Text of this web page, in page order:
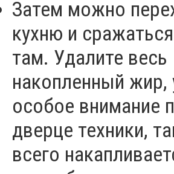
Затем можно
кухню и
там. Удалите весь
накопленный жир,
особое внимание
дверце техники,
всего